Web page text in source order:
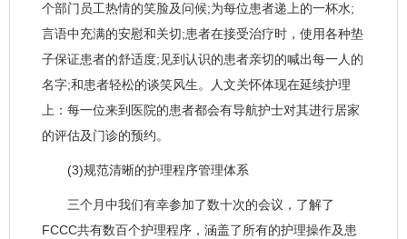
个部门员工热情的笑脸及问候;为每位患者递上的一杯水;
言语中充满的安慰和关切;患者在接受治疗时，使用各种垫
子保证患者的舒适度;见到认识的患者亲切的喊出每一人的
名字;和患者轻松的谈笑风生。人文关怀体现在延续护理
上：每一位来到医院的患者都会有导航护士对其进行居家
的评估及门诊的预约。
(3)规范清晰的护理程序管理体系
三个月中我们有幸参加了数十次的会议，了解了
FCCC共有数百个护理程序，涵盖了所有的护理操作及患